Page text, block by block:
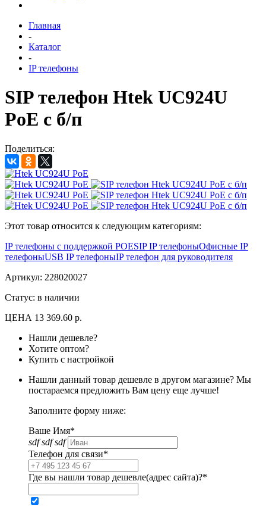
Главная
-
Каталог
-
IP телефоны
SIP телефон Htek UC924U
PoE c б/п
Поделиться:
Этот товар относится к следующим категориям:
IP телефоны с поддержкой POESIP IP телефоныОфисные IP
телефоныUSB IP телефоныIP телефон для руководителя
Артикул: 228020027
Статус: в наличии
ЦЕНА 13 369.60 р.
Нашли дешевле?
Хотите оптом?
Купить с настройкой
Нашли данный товар дешевле в другом магазине? Мы
постараемся предложить Вам цену еще лучше!
Заполните форму ниже:
Ваше Имя*
sdf sdf sdf
Телефон для связи*
Где вы нашли товар дешевле(адрес сайта)?*